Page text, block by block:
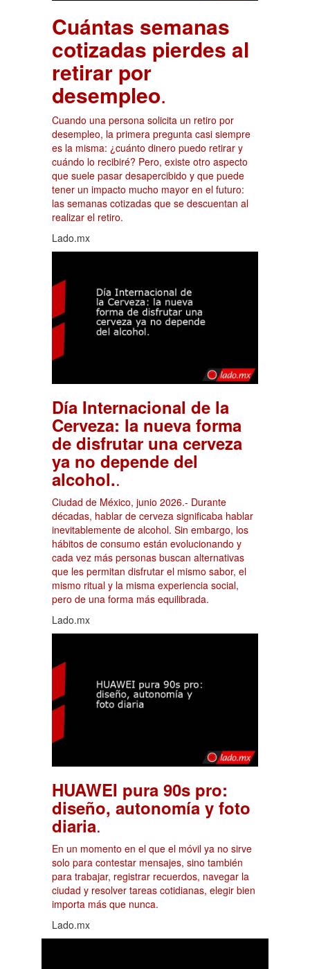
Cuántas semanas
cotizadas pierdes al
retirar por
desempleo.
Cuando una persona solicita un retiro por
desempleo, la primera pregunta casi siempre
es la misma: ¿cuánto dinero puedo retirar y
cuándo lo recibiré? Pero, existe otro aspecto
que suele pasar desapercibido y que puede
tener un impacto mucho mayor en el futuro:
las semanas cotizadas que se descuentan al
realizar el retiro.
Lado.mx
Día Internacional de la
Cerveza: la nueva forma
de disfrutar una cerveza
ya no depende del
alcohol..
Ciudad de México, junio 2026.- Durante
décadas, hablar de cerveza significaba hablar
inevitablemente de alcohol. Sin embargo, los
hábitos de consumo están evolucionando y
cada vez más personas buscan alternativas
que les permitan disfrutar el mismo sabor, el
mismo ritual y la misma experiencia social,
pero de una forma más equilibrada.
Lado.mx
HUAWEI pura 90s pro:
diseño, autonomía y foto
diaria.
En un momento en el que el móvil ya no sirve
solo para contestar mensajes, sino también
para trabajar, registrar recuerdos, navegar la
ciudad y resolver tareas cotidianas, elegir bien
importa más que nunca.
Lado.mx